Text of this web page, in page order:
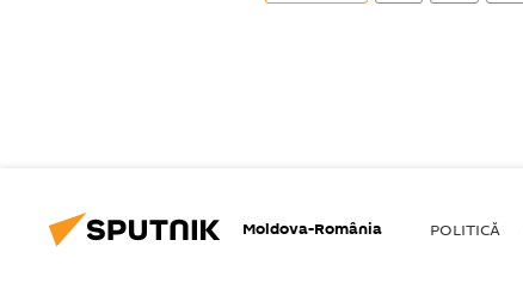
Moldova-România POLITICĂ